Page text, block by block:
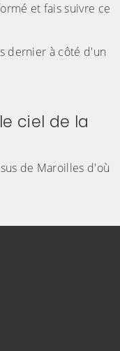
et fais suivre ce
dernier à côté d'un
ciel de la
de Maroilles d'où